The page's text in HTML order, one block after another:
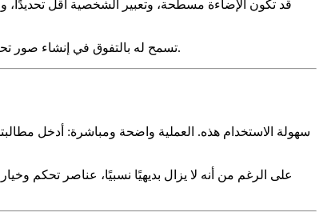
في حين أن مُنشئ الصور في Canva يمكنه إنشاء صور مبهجة بصريًا، فإن التدريب والميزات المتخصصة في Story321 تسمح له بالتفوق في إنشاء صور تحكي قصة وتثير مشاعر محددة.